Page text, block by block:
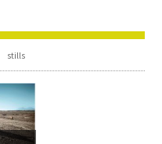
stills